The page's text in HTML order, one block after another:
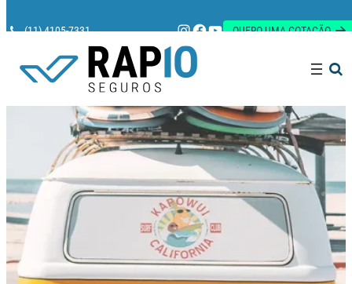
(11) 4105-7331 Instagram
Facebook
Youtube
QUERO UMA COTAÇÃO